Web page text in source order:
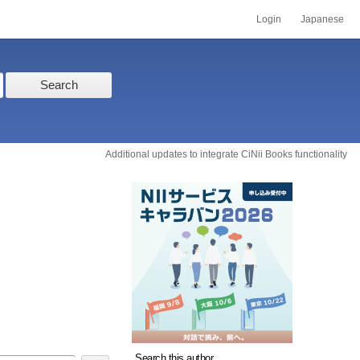
Login Japanese
Search
Additional updates to integrate CiNii Books functionality